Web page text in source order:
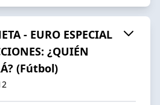
- EURO ESPECIAL
¿QUIÉN
(Fútbol)